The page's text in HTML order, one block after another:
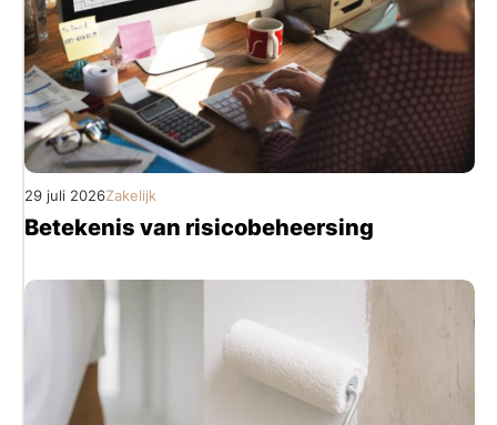
29 juli 2026Zakelijk
Betekenis van risicobeheersing